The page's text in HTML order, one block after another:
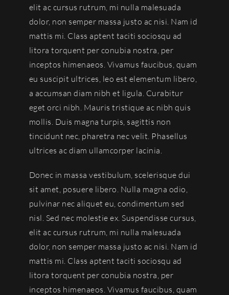
elit ac cursus rutrum, mi nulla malesuada
dolor, non semper massa justo ac nisi. Nam id
mattis mi. Class aptent taciti sociosqu ad
litora torquent per conubia nostra, per
inceptos himenaeos. Vivamus faucibus, quam
eu suscipit ultrices, leo est elementum libero,
a accumsan diam nibh et ligula. Curabitur
eget orci nibh. Mauris tristique ac nibh quis
mollis. Duis magna turpis, sagittis non
tincidunt nec, pharetra nec velit. Phasellus
ultrices ac diam ullamcorper lacinia.
Donec in massa vestibulum, scelerisque dui
sit amet, posuere libero. Nulla magna odio,
pulvinar nec aliquet eu, condimentum sed
nisl. Sed nec molestie ex. Suspendisse cursus,
elit ac cursus rutrum, mi nulla malesuada
dolor, non semper massa justo ac nisi. Nam id
mattis mi. Class aptent taciti sociosqu ad
litora torquent per conubia nostra, per
inceptos himenaeos. Vivamus faucibus, quam